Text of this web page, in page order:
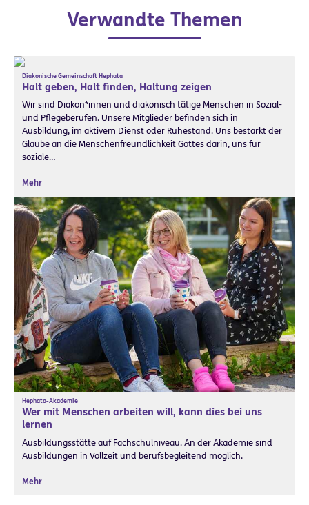
Verwandte Themen
Diakonische Gemeinschaft Hephata
Halt geben, Halt finden, Haltung zeigen
Wir sind Diakon*innen und diakonisch tätige Menschen in Sozial-
und Pflegeberufen. Unsere Mitglieder befinden sich in
Ausbildung, im aktivem Dienst oder Ruhestand. Uns bestärkt der
Glaube an die Menschenfreundlichkeit Gottes darin, uns für
soziale…
Mehr
Hephata-Akademie
Wer mit Menschen arbeiten will, kann dies bei uns
lernen
Ausbildungsstätte auf Fachschulniveau. An der Akademie sind
Ausbildungen in Vollzeit und berufsbegleitend möglich.
Mehr